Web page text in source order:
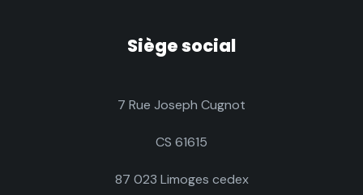
Siège social
7 Rue Joseph Cugnot
CS 61615
87 023 Limoges cedex